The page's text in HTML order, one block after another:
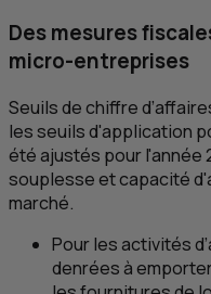
Des mesures
micro-entreprises
Seuils de chiffre
les seuils d'application
été ajustés pour l'année
souplesse et capacité
marché.
Pour les activités
denrées à